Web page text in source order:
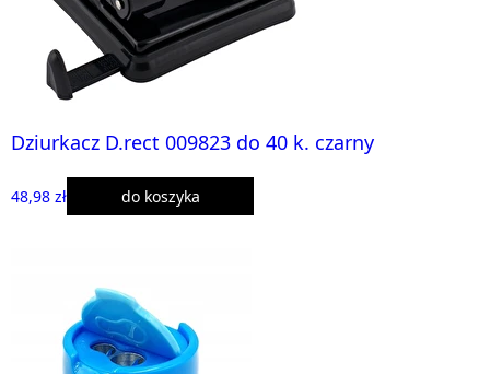
Dziurkacz D.rect 009823 do 40 k. czarny
48,98 zł do koszyka